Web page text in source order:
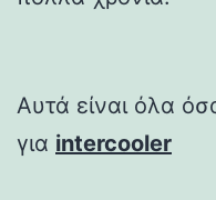
Αυτά είναι όλα
για intercooler